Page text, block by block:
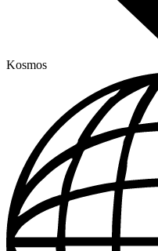
Kosmos